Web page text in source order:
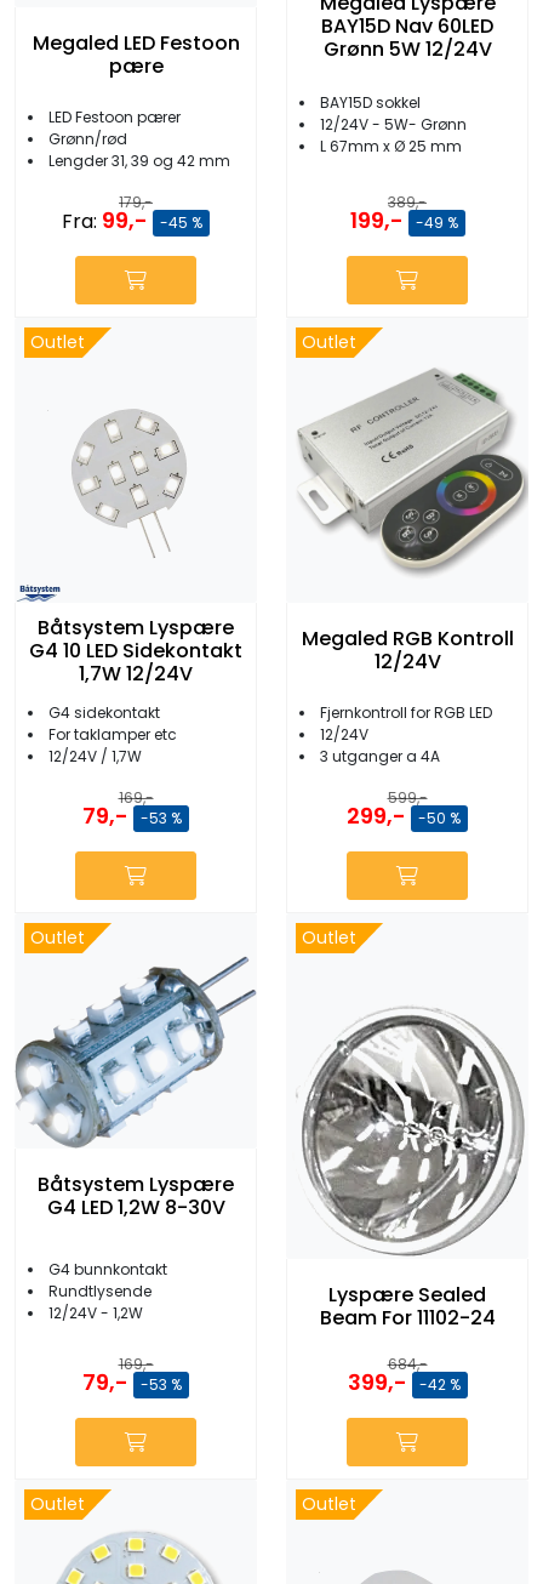
Megaled LED Festoon
pære
LED Festoon pærer
Grønn/rød
Lengder 31, 39 og 42 mm
179,-
Fra: 99,- -45 %
BAY15D Nav 60LED
Grønn 5W 12/24V
BAY15D sokkel
12/24V - 5W- Grønn
L 67mm x Ø 25 mm
389,-
199,- -49 %
Outlet
Båtsystem Lyspære
G4 10 LED Sidekontakt
1,7W 12/24V
G4 sidekontakt
For taklamper etc
12/24V / 1,7W
169,-
79,- -53 %
Outlet
Megaled RGB Kontroll
12/24V
Fjernkontroll for RGB LED
12/24V
3 utganger a 4A
599,-
299,- -50 %
Outlet
Båtsystem Lyspære
G4 LED 1,2W 8-30V
G4 bunnkontakt
Rundtlysende
12/24V - 1,2W
169,-
79,- -53 %
Outlet
Lyspære Sealed
Beam For 11102-24
684,-
399,- -42 %
Outlet Outlet